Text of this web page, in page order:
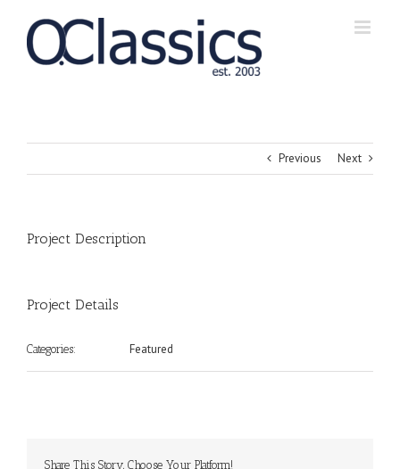
springen
Previous Next
Project Description
Project Details
Categories: Featured
Share This Story, Choose Your Platform!